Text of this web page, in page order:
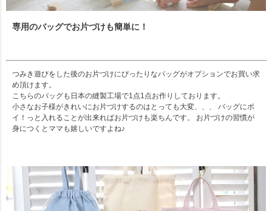
専用のバッグでお片づけも簡単に！
つみき遊びをした後のお片づけにぴったりなバッグがオプションでお買い求
め頂けます。
こちらのバッグも日本の縫製工場で1点1点お作りしております。
小さなお子様がきれいにお片づけするのはとっても大変、、、 バッグにポ
イ！っと入れることが出来ればお片づけも楽ちんです。 お片づけの習慣が
身につくとママも嬉しいですよね♪